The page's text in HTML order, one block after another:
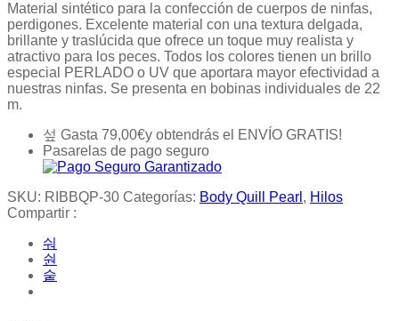
Material sintético para la confección de cuerpos de ninfas,
perdigones. Excelente material con una textura delgada,
brillante y traslúcida que ofrece un toque muy realista y
atractivo para los peces. Todos los colores tienen un brillo
especial PERLADO o UV que aportara mayor efectividad a
nuestras ninfas. Se presenta en bobinas individuales de 22
m.
Gasta 79,00€y obtendrás el ENVÍO GRATIS!
Pasarelas de pago seguro
SKU: RIBBQP-30 Categorías: Body Quill Pearl , Hilos
Compartir :